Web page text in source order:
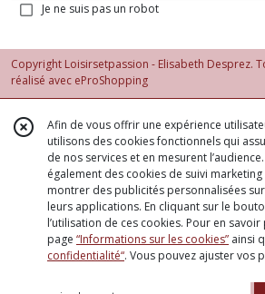
Je ne suis pas un robot
Copyright Loisirsetpassion - Elisabeth Desprez.
réalisé avec eProShopping
Afin de vous offrir une expérience
utilisons des cookies fonctionnels qui
de nos services et en mesurent
également des cookies de suivi
montrer des publicités personnalisées
leurs applications. En cliquant sur le
l’utilisation de ces cookies. Pour en
page “Informations sur les cookies” ainsi
confidentialité“. Vous pouvez ajuster vos